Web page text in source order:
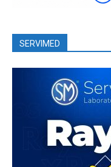
SERVIMED